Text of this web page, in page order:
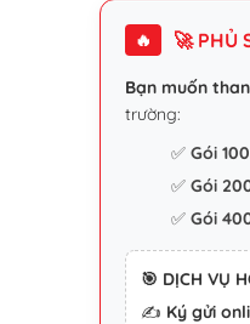
🔥 🚀 PHỦ
Bạn muốn
trường:
✅Gói
✅Gói
✅Gói
🎯 DỊCH VỤ
✍️ Ký gửi